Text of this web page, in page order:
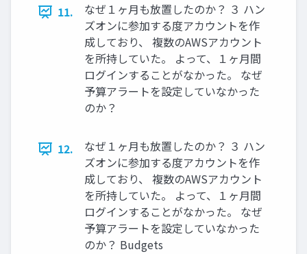
11.
なぜ１ヶ月も放置したのか？ ３ ハン
ズオンに参加する度アカウントを作
成しており、 複数のAWSアカウント
を所持していた。 よって、１ヶ月間
ログインすることがなかった。 なぜ
予算アラートを設定していなかった
のか？
12.
なぜ１ヶ月も放置したのか？ ３ ハン
ズオンに参加する度アカウントを作
成しており、 複数のAWSアカウント
を所持していた。 よって、１ヶ月間
ログインすることがなかった。 なぜ
予算アラートを設定していなかった
のか？ Budgets